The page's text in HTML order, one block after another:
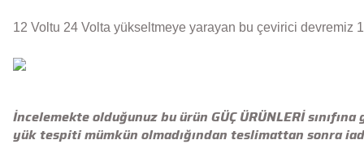
12 Voltu 24 Volta yükseltmeye yarayan bu çevirici devremiz
İncelemekte olduğunuz bu ürün GÜÇ ÜRÜNLERİ
yük tespiti mümkün olmadığından teslimattan sonra